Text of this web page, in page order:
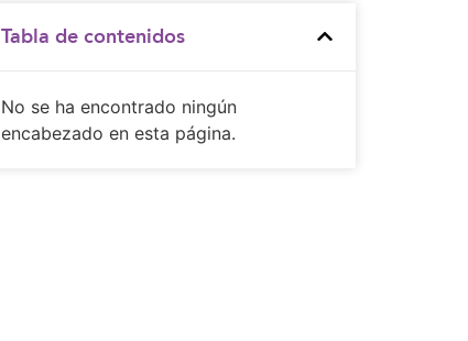
Tabla de contenidos
No se ha encontrado ningún
encabezado en esta página.